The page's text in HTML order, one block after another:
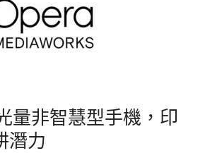
量非智慧型手機，印
潛力